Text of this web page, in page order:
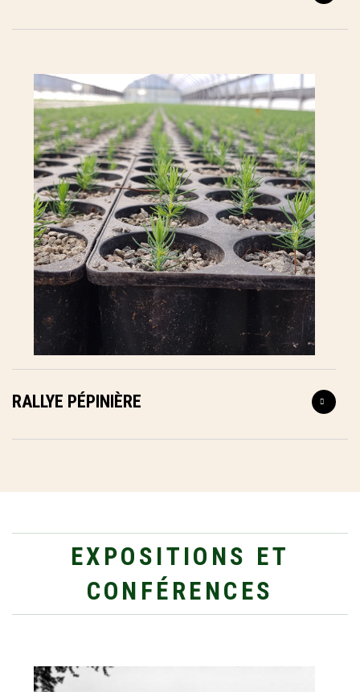
RALLYE PÉPINIÈRE
EXPOSITIONS ET
CONFÉRENCES